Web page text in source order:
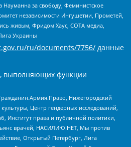
за свободу, Феминистское
независимости Ингушетии, Прометей,
живым, Фридом Хаус, СОТА медиа,
Украины
ru/documents/7756/ данные
выполняющих функции
Нижегородский
Центр гендерных исследований,
Институт права и публичной политики,
врачей, НАСИЛИЮ.НЕТ, Мы против
Открытый Петербург, Лига